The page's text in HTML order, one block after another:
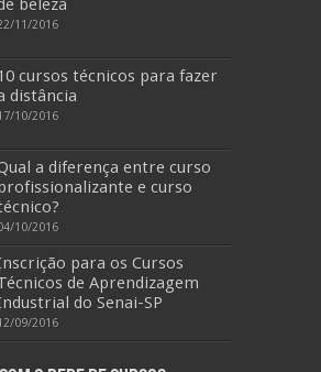
beleza
11/2016
cursos técnicos para fazer
distância
10/2016
a diferença entre curso
e curso
10/2016
para os Cursos
de Aprendizagem
do Senai-SP
09/2016